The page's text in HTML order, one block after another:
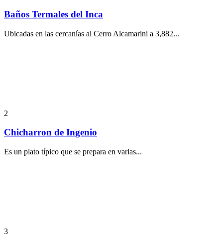
Baños Termales del Inca
Ubicadas en las cercanías al Cerro Alcamarini a 3,882...
2
Chicharron de Ingenio
Es un plato típico que se prepara en varias...
3